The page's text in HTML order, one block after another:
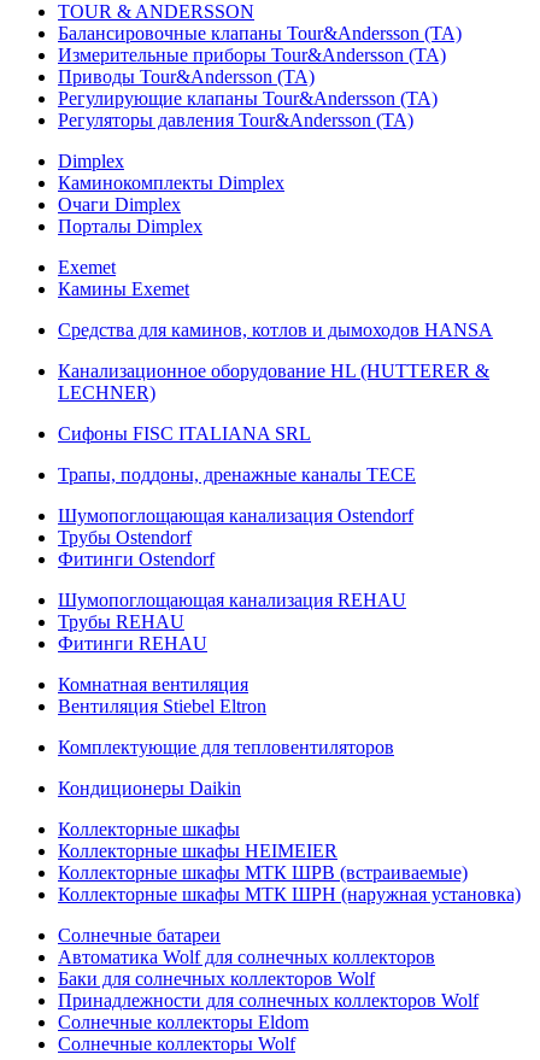
TOUR & ANDERSSON
Балансировочные клапаны Tour&Andersson (TA)
Измерительные приборы Tour&Andersson (TA)
Приводы Tour&Andersson (TA)
Регулирующие клапаны Tour&Andersson (TA)
Регуляторы давления Tour&Andersson (TA)
Dimplex
Каминокомплекты Dimplex
Очаги Dimplex
Порталы Dimplex
Exemet
Камины Exemet
Средства для каминов, котлов и дымоходов HANSA
Канализационное оборудование HL (HUTTERER &
LECHNER)
Сифоны FISC ITALIANA SRL
Трапы, поддоны, дренажные каналы TECE
Шумопоглощающая канализация Ostendorf
Трубы Ostendorf
Фитинги Ostendorf
Шумопоглощающая канализация REHAU
Трубы REHAU
Фитинги REHAU
Комнатная вентиляция
Вентиляция Stiebel Eltron
Комплектующие для тепловентиляторов
Кондиционеры Daikin
Коллекторные шкафы
Коллекторные шкафы HEIMEIER
Коллекторные шкафы МТК ШРВ (встраиваемые)
Коллекторные шкафы МТК ШРН (наружная установка)
Солнечные батареи
Автоматика Wolf для солнечных коллекторов
Баки для солнечных коллекторов Wolf
Принадлежности для солнечных коллекторов Wolf
Солнечные коллекторы Eldom
Солнечные коллекторы Wolf